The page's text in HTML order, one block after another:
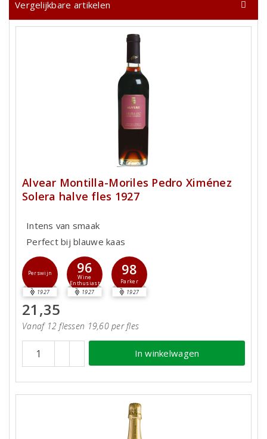
Vergelijkbare artikelen
Alvear Montilla-Moriles Pedro Ximénez
Solera halve fles 1927
Intens van smaak
Perfect bij blauwe kaas
Perswijn
1927
96
Wine
Enthusiast
1927
98
Parker
1927
21,35
Vanaf 12 flessen 19,60 per fles
In winkelwagen